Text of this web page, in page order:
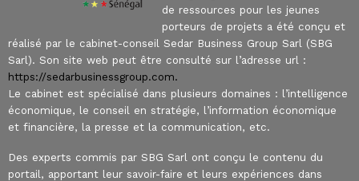
de ressources pour les jeunes
porteurs de projets a été conçu et
réalisé par le cabinet-conseil Sedar Business Group Sarl (SBG
Sarl). Son site web peut être consulté sur l’adresse url :
https://sedarbusinessgroup.com.
Le cabinet est spécialisé dans plusieurs domaines : l’intelligence
économique, le conseil en stratégie, l’information économique
et financière, la presse et la communication, etc.
Des experts commis par SBG Sarl ont conçu le contenu du
portail, apportant leur savoir-faire et leurs expériences dans